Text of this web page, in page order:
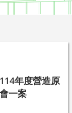
年度營造原
一案